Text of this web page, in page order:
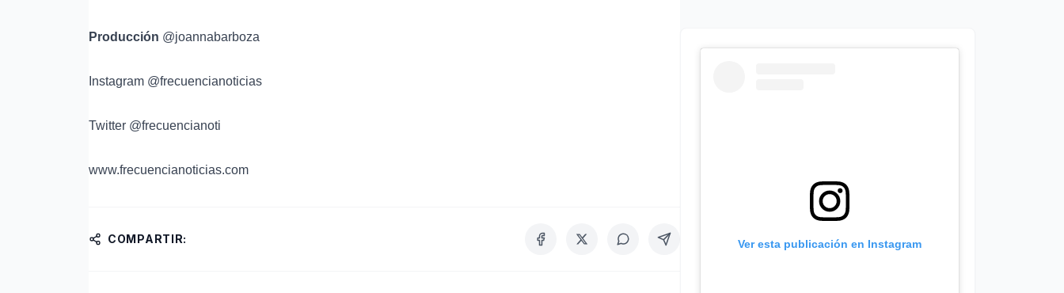
Producción @joannabarboza
Instagram @frecuencianoticias
Twitter @frecuencianoti
www.frecuencianoticias.com
COMPARTIR: Ver esta publicación en Instagram